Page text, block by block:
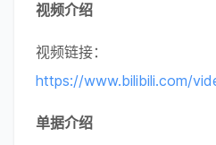
视频介绍
https://www.bilibili.com/
单据介绍